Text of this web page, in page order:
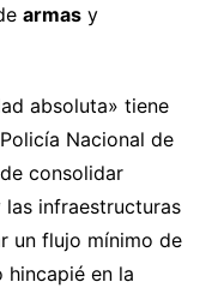
armasy
absoluta» tiene
Nacional de
consolidar
infraestructuras
un flujo mínimo de
hincapié en la